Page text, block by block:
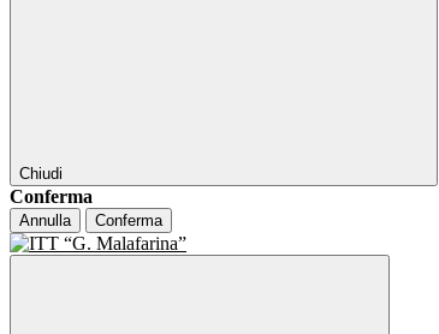
Chiudi
Conferma
Annulla Conferma